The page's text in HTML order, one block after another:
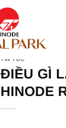
TIN TỨC
ĐIỀU GÌ
HINODE